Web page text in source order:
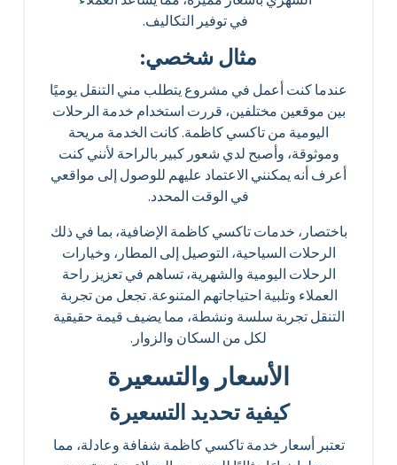
في توفير التكاليف.
مثال شخصي:
عندما كنت أعمل في مشروع يتطلب مني التنقل يوميًا
بين موقعين مختلفين، قررت استخدام خدمة الرحلات
اليومية من تاكسي كاظمة. كانت الخدمة مريحة
وموثوقة، وأصبح لدي شعور كبير بالراحة لأنني كنت
أعرف أنه يمكنني الاعتماد عليهم للوصول إلى مواقعي
في الوقت المحدد.
باختصار، خدمات تاكسي كاظمة الإضافية، بما في ذلك
الرحلات السياحية، التوصيل إلى المطار، وخيارات
الرحلات اليومية والشهرية، تساهم في تعزيز راحة
العملاء وتلبية احتياجاتهم المتنوعة. تجعل من تجربة
التنقل تجربة سلسة ونشطة، مما يضيف قيمة حقيقية
لكل من السكان والزوار.
الأسعار والتسعيرة
كيفية تحديد التسعيرة
تعتبر أسعار خدمة تاكسي كاظمة شفافة وعادلة، مما